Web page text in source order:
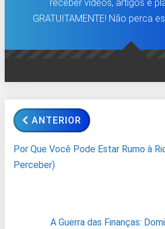
receber vídeos, artigos e
GRATUITAMENTE! Não perca
ANTERIOR
Por Que Você Pode Estar Rumo à
Perceber)
A Guerra das Finanças: